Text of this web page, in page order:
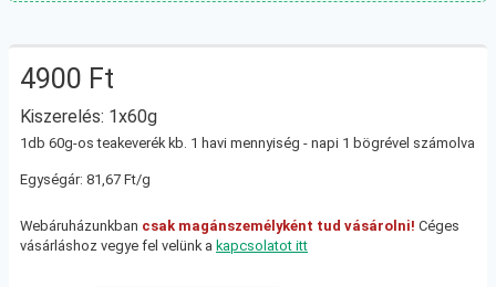
4900 Ft
Kiszerelés: 1x60g
1db 60g-os teakeverék kb. 1 havi mennyiség - napi 1 bögrével számolva
Egységár: 81,67 Ft/g
Webáruházunkban csak magánszemélyként tud vásárolni! Céges
vásárláshoz vegye fel velünk a kapcsolatot itt